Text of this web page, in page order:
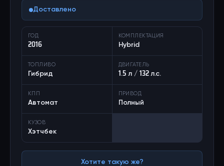
Доставлено
ГОД
2016
КОМПЛЕКТАЦИЯ
Hybrid
ТОПЛИВО
Гибрид
ДВИГАТЕЛЬ
1.5 л / 132 л.с.
КПП
Автомат
ПРИВОД
Полный
КУЗОВ
Хэтчбек
Хотите такую же?